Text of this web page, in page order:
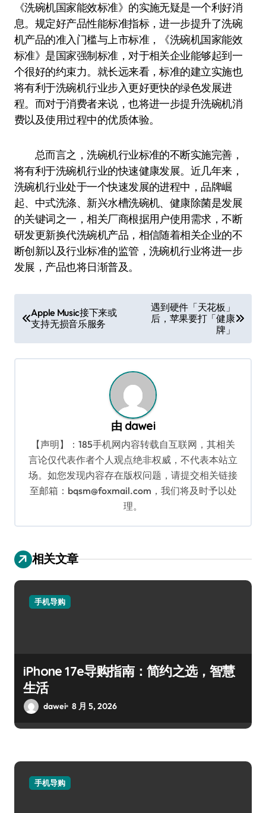
《洗碗机国家能效标准》的实施无疑是一个利好消
息。规定好产品性能标准指标，进一步提升了洗碗
机产品的准入门槛与上市标准，《洗碗机国家能效
标准》是国家强制标准，对于相关企业能够起到一
个很好的约束力。就长远来看，标准的建立实施也
将有利于洗碗机行业步入更好更快的绿色发展进
程。而对于消费者来说，也将进一步提升洗碗机消
费以及使用过程中的优质体验。
总而言之，洗碗机行业标准的不断实施完善，
将有利于洗碗机行业的快速健康发展。近几年来，
洗碗机行业处于一个快速发展的进程中，品牌崛
起、中式洗涤、新兴水槽洗碗机、健康除菌是发展
的关键词之一，相关厂商根据用户使用需求，不断
研发更新换代洗碗机产品，相信随着相关企业的不
断创新以及行业标准的监管，洗碗机行业将进一步
发展，产品也将日渐普及。
章
导
航
Apple Music接下来或
支持无损音乐服务
遇到硬件「天花板」
后，苹果要打「健康
牌」
由 dawei
【声明】：185手机网内容转载自互联网，其相关
言论仅代表作者个人观点绝非权威，不代表本站立
场。如您发现内容存在版权问题，请提交相关链接
至邮箱：bqsm@foxmail.com，我们将及时予以处
理。
相关文章
手机导购
iPhone 17e导购指南：简约之选，智慧
生活
dawei 8 月 5, 2026
手机导购